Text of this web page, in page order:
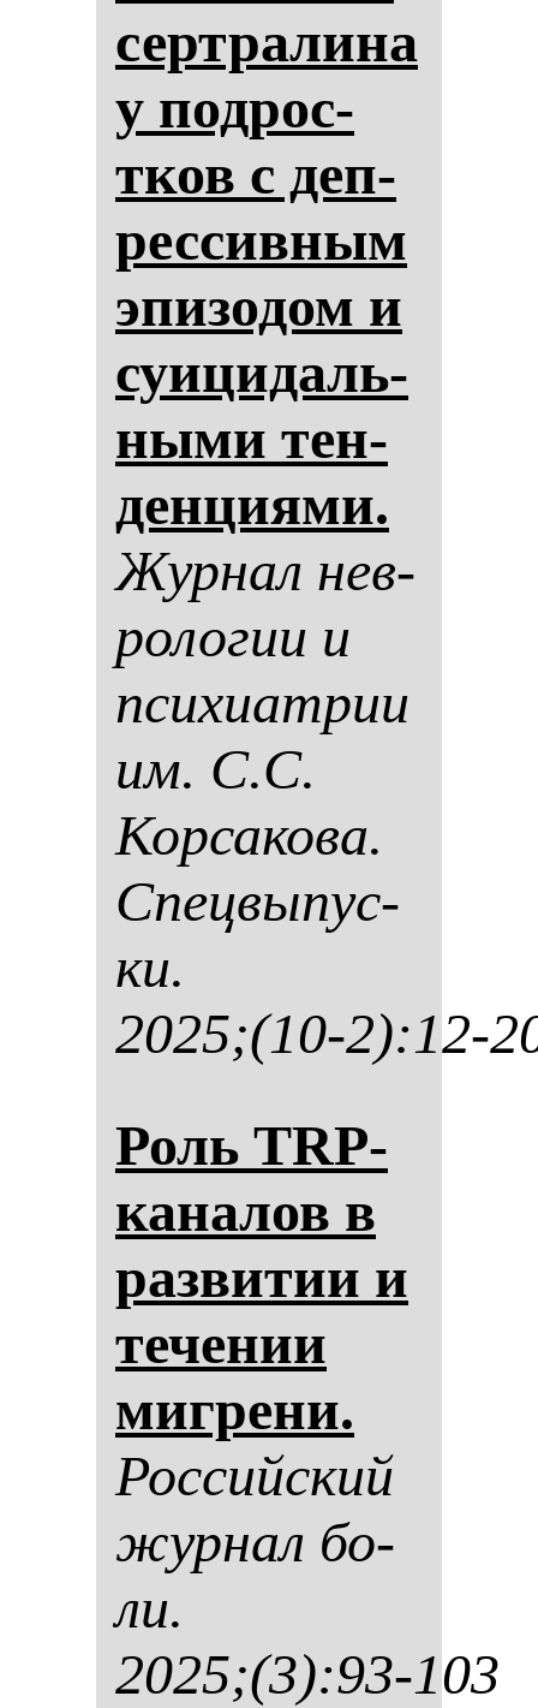
сер­тра­ли­на
у под­рос­
тков с деп­
рес­сив­ным
эпи­зо­дом и
су­ици­даль­
ны­ми тен­
ден­ци­ями.
Жур­нал нев­
ро­ло­гии и
пси­хи­ат­рии
им. С.С.
Кор­са­ко­ва.
Спец­вы­пус­
ки.
2025;(10-2):12-
Роль TRP-
ка­на­лов в
раз­ви­тии и
те­че­нии
миг­ре­ни.
Рос­сий­ский
жур­нал бо­
ли.
2025;(3):93-103